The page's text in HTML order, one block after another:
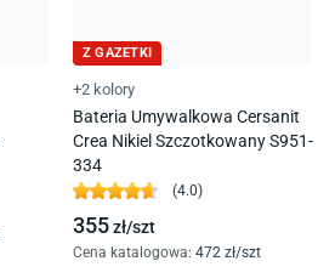
Z GAZETKI
+2 kolory
Bateria Umywalkowa Cersanit
Crea Nikiel Szczotkowany S951-
334
(4.0)
355zł/szt
Cena katalogowa: 472 zł/szt